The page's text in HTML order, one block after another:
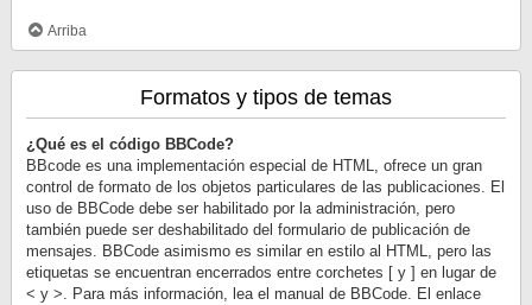
Arriba
Formatos y tipos de temas
¿Qué es el código BBCode?
BBcode es una implementación especial de HTML, ofrece un gran
control de formato de los objetos particulares de las publicaciones. El
uso de BBCode debe ser habilitado por la administración, pero
también puede ser deshabilitado del formulario de publicación de
mensajes. BBCode asimismo es similar en estilo al HTML, pero las
etiquetas se encuentran encerrados entre corchetes [ y ] en lugar de
< y >. Para más información, lea el manual de BBCode. El enlace